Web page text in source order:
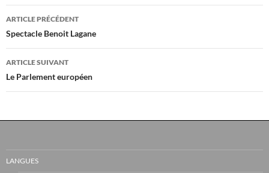
Navigation
Des
Articles
ARTICLE PRÉCÉDENT
Spectacle Benoit Lagane
ARTICLE SUIVANT
Le Parlement européen
LANGUES